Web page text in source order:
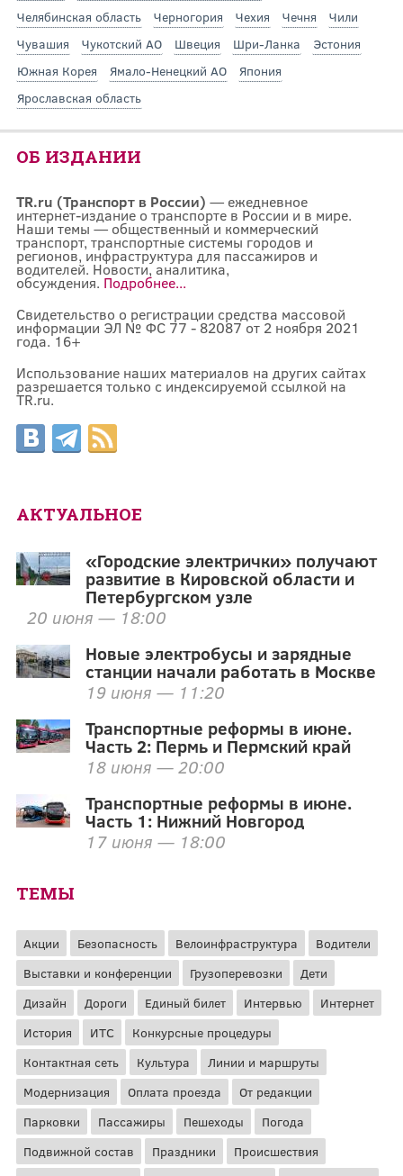
Челябинская область
Черногория Чехия Чечня
Чили
Чувашия
Чукотский АО Швеция Шри-Ланка
Эстония
Южная Корея
Ямало-Ненецкий АО
Япония
Ярославская область
ОБ ИЗДАНИИ
TR.ru (Транспорт в России) — ежедневное
интернет-издание о транспорте в России и в мире.
Наши темы — общественный и коммерческий
транспорт, транспортные системы городов и
регионов, инфраструктура для пассажиров и
водителей. Новости, аналитика,
обсуждения. Подробнее...
Свидетельство о регистрации средства массовой
информации ЭЛ № ФС 77 - 82087 от 2 ноября 2021
года. 16+
Использование наших материалов на других сайтах
разрешается только с индексируемой ссылкой на
TR.ru.
АКТУАЛЬНОЕ
«Городские электрички» получают
развитие в Кировской области и
Петербургском узле
20 июня — 18:00
Новые электробусы и зарядные
станции начали работать в Москве
19 июня — 11:20
Транспортные реформы в июне.
Часть 2: Пермь и Пермский край
18 июня — 20:00
Транспортные реформы в июне.
Часть 1: Нижний Новгород
17 июня — 18:00
ТЕМЫ
Акции Безопасность Велоинфраструктура
Водители
Выставки и конференции
Грузоперевозки
Дети
Дизайн
Дороги Единый билет Интервью
Интернет
История
ИТС
Конкурсные процедуры
Контактная сеть
Культура
Линии и маршруты
Модернизация
Оплата проезда
От редакции
Парковки
Пассажиры Пешеходы
Погода
Подвижной состав
Праздники
Происшествия